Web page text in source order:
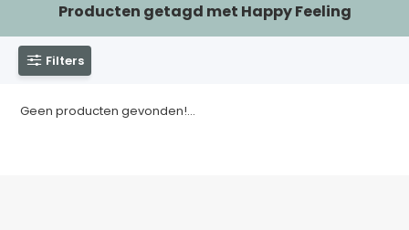
Producten getagd met Happy Feeling
Filters
Geen producten gevonden!...